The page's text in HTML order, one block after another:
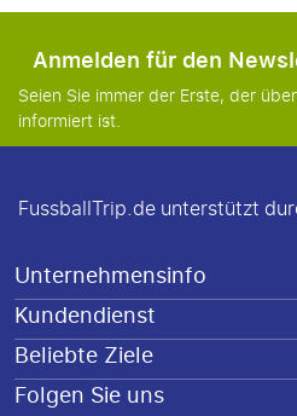
Anmelden für den
Seien Sie immer der Erste, der
informiert ist.
FussballTrip.de unterstützt
Unternehmensinfo
Kundendienst
Beliebte Ziele
Folgen Sie uns